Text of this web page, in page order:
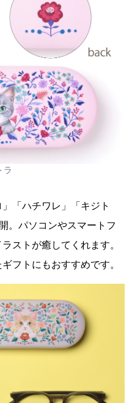
ラ
「ハチワレ」「キジト
。パソコンやスマートフ
ストが癒してくれます。
フトにもおすすめです。